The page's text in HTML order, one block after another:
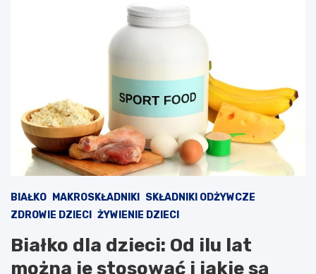
BIAŁKO MAKROSKŁADNIKI
SKŁADNIKI ODŻYWCZE
ZDROWIE DZIECI
ŻYWIENIE DZIECI
Białko dla dzieci: Od ilu lat
można je stosować i jakie są